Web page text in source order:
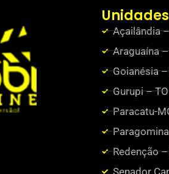
Unidades
Açailândia
Araguaína
Goianésia –
Gurupi – TO
Paracatu-
Redenção –
Senador